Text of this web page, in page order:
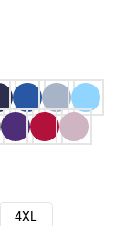
4XL